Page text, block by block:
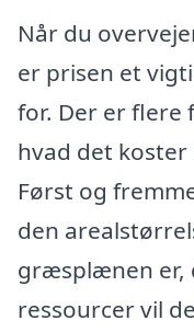
Når du
er prisen et
for. Der er flere
hvad det
Først og
den
græsplænen er,
ressourcer vil